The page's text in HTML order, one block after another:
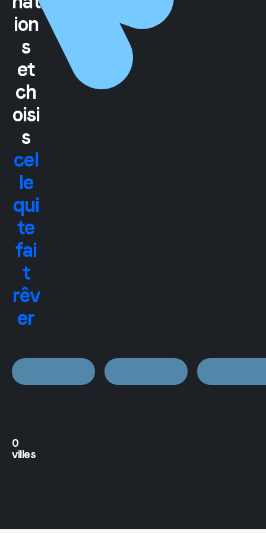
ion
s
et
ch
oisi
s
cel
le
qui
te
fai
t
rêv
er
0
villes